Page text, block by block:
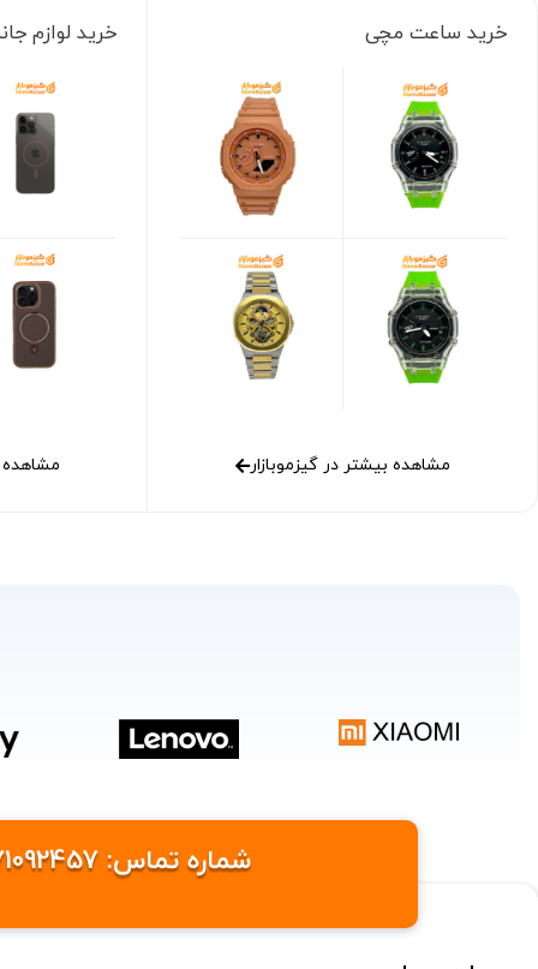
خرید ساعت مچی
مشاهده بیشتر در گیزموبازار
خرید لوازم
مشاهده
شماره تماس: 09371092457 /09371095576 ایمیل: info@gizmobazaaar.com شهر: تهران